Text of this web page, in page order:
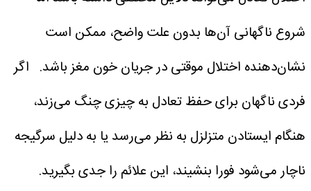
شروع ناگهانی آن‌ها بدون علت واضح، ممکن است
نشان‌دهنده اختلال موقتی در جریان خون مغز باشد. اگر
فردی ناگهان برای حفظ تعادل به چیزی چنگ می‌زند،
هنگام ایستادن متزلزل به نظر می‌رسد یا به دلیل سرگیجه
ناچار می‌شود فورا بنشیند، این علائم را جدی بگیرید.